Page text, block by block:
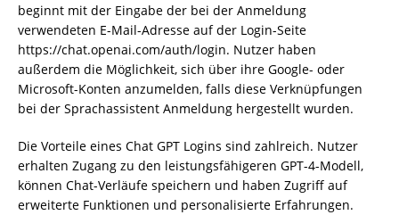
beginnt mit der Eingabe der bei der Anmeldung
verwendeten E-Mail-Adresse auf der Login-Seite
https://chat.openai.com/auth/login. Nutzer haben
außerdem die Möglichkeit, sich über ihre Google- oder
Microsoft-Konten anzumelden, falls diese Verknüpfungen
bei der Sprachassistent Anmeldung hergestellt wurden.
Die Vorteile eines Chat GPT Logins sind zahlreich. Nutzer
erhalten Zugang zu den leistungsfähigeren GPT-4-Modell,
können Chat-Verläufe speichern und haben Zugriff auf
erweiterte Funktionen und personalisierte Erfahrungen.